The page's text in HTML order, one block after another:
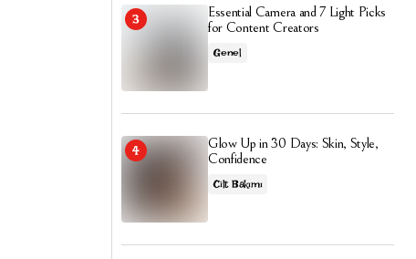
Essential Camera and 7 Light Picks
for Content Creators
Genel
Glow Up in 30 Days: Skin, Style,
Confidence
Cilt Bakımı